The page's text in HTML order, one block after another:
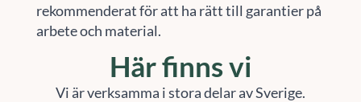
rekommenderat för att ha rätt till garantier på
arbete och material.
Här finns vi
Vi är verksamma i stora delar av Sverige.